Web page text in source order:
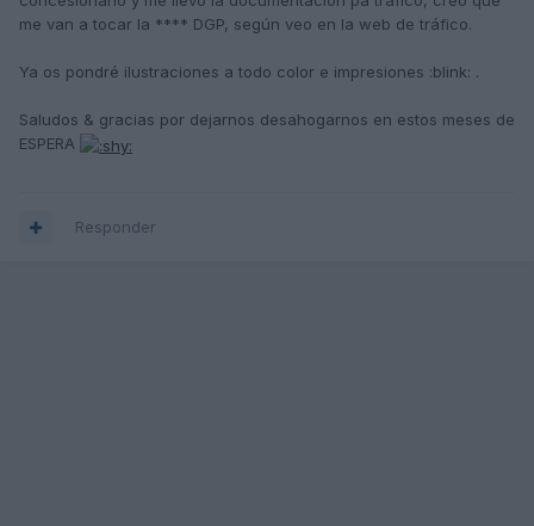
me van a tocar la **** DGP, según veo en la web de tráfico.
Ya os pondré ilustraciones a todo color e impresiones :blink: .
Saludos & gracias por dejarnos desahogarnos en estos meses de
ESPERA
Responder